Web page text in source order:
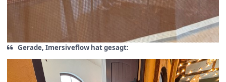
Gerade, Imersiveflow hat gesagt: